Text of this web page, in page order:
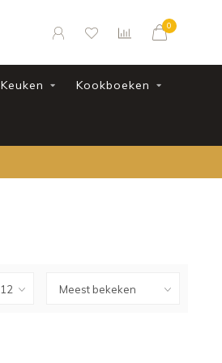
0
Keuken Kookboeken